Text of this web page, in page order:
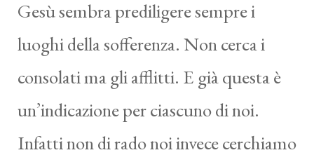
Gesù sembra prediligere sempre i
luoghi della sofferenza. Non cerca i
consolati ma gli afflitti. E già questa è
un’indicazione per ciascuno di noi.
Infatti non di rado noi invece cerchiamo